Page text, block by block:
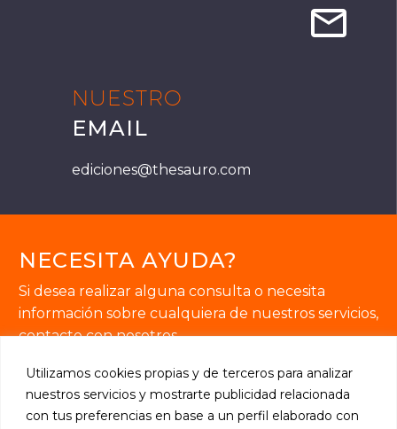
Utilizamos cookies propias y de terceros para analizar
nuestros servicios y mostrarte publicidad relacionada
con tus preferencias en base a un perfil elaborado con


NUESTRO
EMAIL
ediciones@thesauro.com
NECESITA AYUDA?
Si desea realizar alguna consulta o necesita
información sobre cualquiera de nuestros servicios,
contacte con nosotros.